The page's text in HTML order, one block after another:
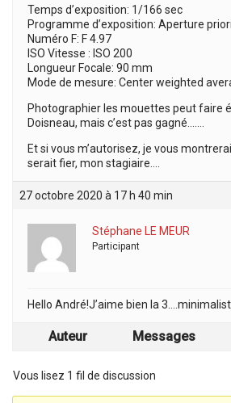
Temps d’exposition: 1/166 sec
Programme d’exposition: Aperture
Numéro F: F 4.97
ISO Vitesse : ISO 200
Longueur Focale: 90 mm
Mode de mesure: Center weighted
Photographier les mouettes peut faire
Doisneau, mais c’est pas gagné…….
Et si vous m’autorisez, je vous
serait fier, mon stagiaire….
27 octobre 2020 à 17 h 40 min
Stéphane LE MEUR
Participant
Hello André!J’aime bien la
Auteur Messages
Vous lisez 1 fil de discussion